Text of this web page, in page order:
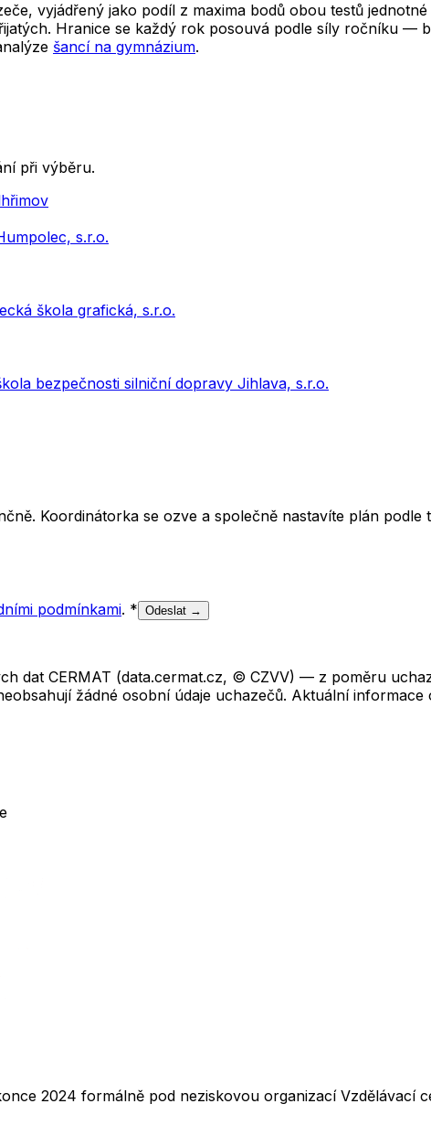
vyjádřený jako podíl z maxima bodů obou testů
Hranice se každý rok posouvá podle síly ročníku —
šancí na gymnázium.
při výběru.
s.r.o.
škola grafická, s.r.o.
bezpečnosti silniční dopravy Jihlava, s.r.o.
Koordinátorka se ozve a společně nastavíte plán podle
podmínkami. * Odeslat →
dat CERMAT (data.cermat.cz, © CZVV) — z poměru
žádné osobní údaje uchazečů. Aktuální informace
2024 formálně pod neziskovou organizací Vzdělávací